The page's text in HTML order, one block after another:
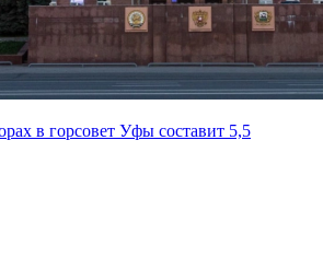
в горсовет Уфы составит 5,5